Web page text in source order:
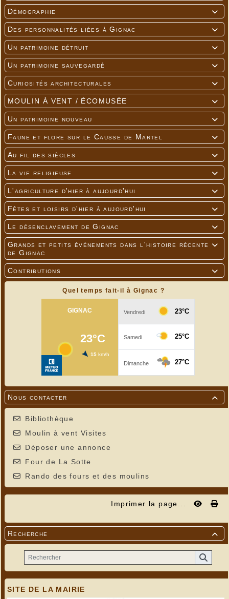

Démographie

Des personnalités liées à Gignac

Un patrimoine détruit

Un patrimoine sauvegardé

Curiosités architecturales

MOULIN À VENT / ÉCOMUSÉE

Un patrimoine nouveau

Faune et flore sur le Causse de Martel

Au fil des siècles

La vie religieuse

L'agriculture d'hier à aujourd'hui

Fêtes et loisirs d'hier à aujourd'hui

Le désenclavement de Gignac

Grands et petits événements dans l'histoire récente
de Gignac

Contributions
Quel temps fait-il à Gignac ?

Nous contacter
Bibliothèque
Moulin à vent Visites
Déposer une annonce
Four de La Sotte
Rando des fours et des moulins
Imprimer la page...

Recherche
SITE DE LA MAIRIE